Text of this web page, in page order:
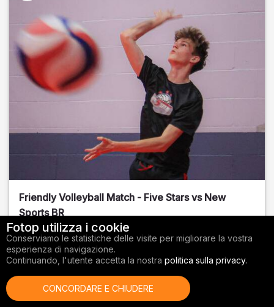
Friendly Volleyball Match - Five Stars vs New
Sports BR
Orange County, FL
01/14/2026
Fotop utilizza i cookie
Conserviamo le statistiche delle visite per migliorare la vostra
esperienza di navigazione.
Continuando, l'utente accetta la nostra politica sulla privacy.
CONCORDARE E CHIUDERE